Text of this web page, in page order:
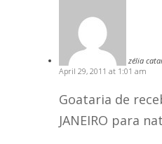
zélia
April 29, 2011 at 1:01 am
Goataria de
JANEIRO para